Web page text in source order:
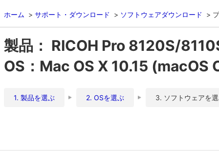
ホーム サポート・ダウンロード ソフトウェアダウンロード
製品： RICOH Pro 8120S/
OS：Mac OS X 10.15 (macOS
1. 製品を選ぶ 2. OSを選ぶ 3. ソフトウェアを